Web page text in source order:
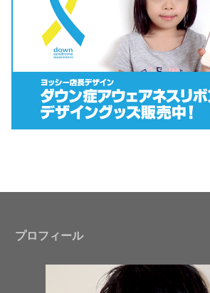
プロフィール